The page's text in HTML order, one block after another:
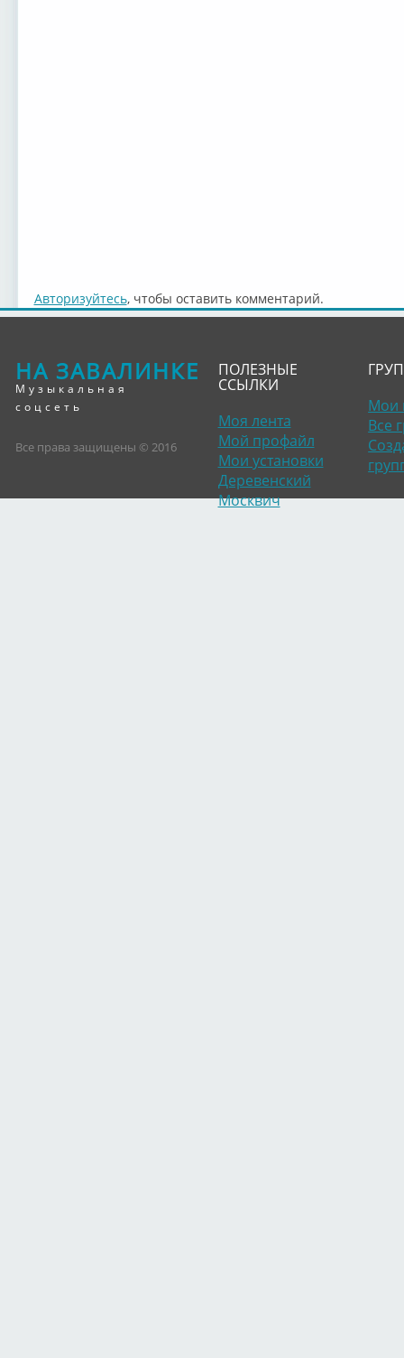
Авторизуйтесь, чтобы оставить комментарий.
НА ЗАВАЛИНКЕ
Музыкальная
соцсеть
Все права защищены © 2016
ПОЛЕЗНЫЕ
ССЫЛКИ
Моя лента
Мой профайл
Мои установки
Деревенский
Москвич
Мои
Все